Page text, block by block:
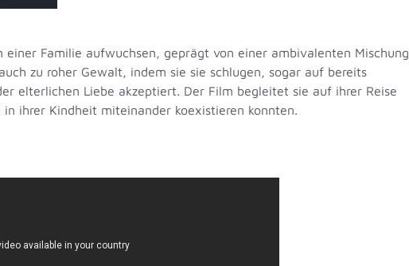
Familie aufwuchsen, geprägt von einer ambivalenten Mischung
zu roher Gewalt, indem sie sie schlugen, sogar auf bereits
elterlichen Liebe akzeptiert. Der Film begleitet sie auf ihrer Reise
ihrer Kindheit miteinander koexistieren konnten.